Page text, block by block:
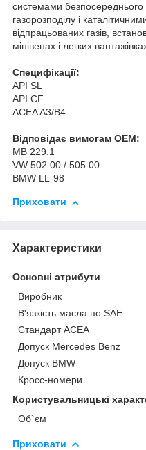
системами
газорозподілу і
відпрацьованих газів,
мінівенах і легких
Специфікації:
API SL
API CF
ACEA A3/B4
Відповідає вимогам OEM:
MB 229.1
VW 502.00 / 505.00
BMW LL-98
Приховати
Характеристики
Основні атрибути
Виробник
В'язкість масла по SAE
Стандарт ACEA
Допуск Mercedes Benz
Допуск BMW
Кросс-номери
Користувальницькі
Об`єм
Приховати